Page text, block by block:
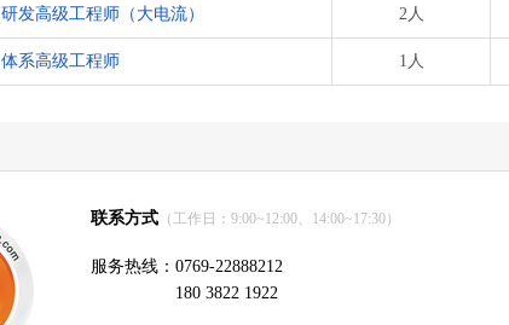
研发高级工程师（大电流） 2人
体系高级工程师 1人
联系方式 （工作日：9:00~12:00、14:00~17:30）
服务热线：0769-22888212
180 3822 1922